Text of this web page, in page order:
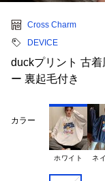
Cross Charm
DEVICE
duckプリント 古
ー 裏起毛付き
カラー
ホワイト ネ